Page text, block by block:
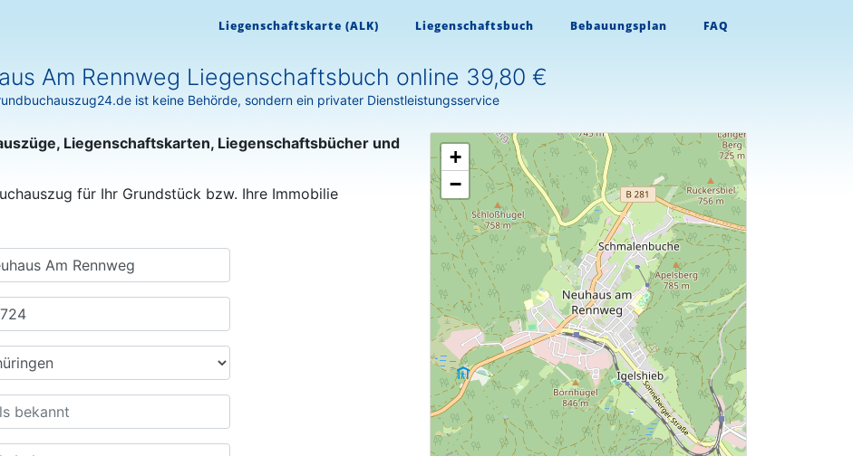
Liegenschaftskarte (ALK) Liegenschaftsbuch Bebauungsplan FAQ
Am Rennweg Liegenschaftsbuch online 39,80 €
ist keine Behörde, sondern ein privater Dienstleistungsservice
Liegenschaftskarten, Liegenschaftsbücher und
für Ihr Grundstück bzw. Ihre Immobilie
+
−